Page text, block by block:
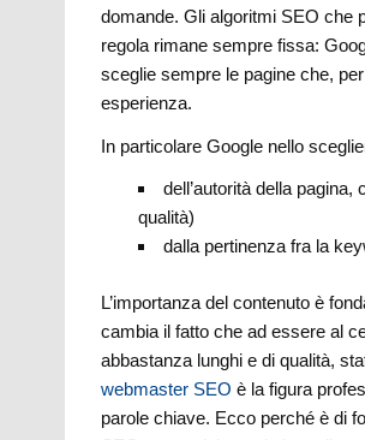
domande. Gli algoritmi SEO che
regola rimane sempre fissa:
sceglie sempre le pagine che,
esperienza.
In particolare Google nello
dell’autorità della
qualità)
dalla pertinenza fra la
L’importanza del contenuto è
cambia il fatto che ad essere al
abbastanza lunghi e di qualità,
webmaster SEO è la figura
parole chiave. Ecco perché è di